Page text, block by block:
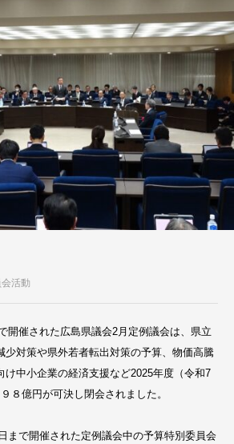
活動
開催された広島県議会2月定例議会は、県立
少対策や県外若者転出対策の予算、物価高騰
け中小企業の経済支援など2025年度（令和7
８億円が可決し閉会されました。
まで開催された定例議会中の予算特別委員会